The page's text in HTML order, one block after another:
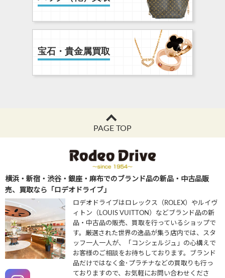
宝石・貴金属買取
PAGE TOP
横浜・新宿・渋谷・銀座・麻布でのブランド品の新品・中古品販
売、買取なら「ロデオドライブ」
ロデオドライブはロレックス（ROLEX）やルイヴ
ィトン（LOUIS VUITTON）などブランド品の新
品・中古品の販売、買取を行っているショップで
す。厳選された世界の逸品が集う店内では、スタ
ッフ一人一人が、「コンシェルジュ」の心構えで
お客様のご相談をお待ちしております。ブランド
品だけではなく金･プラチナなどの買取りも行っ
ておりますので、お気軽にお問い合わせくださ